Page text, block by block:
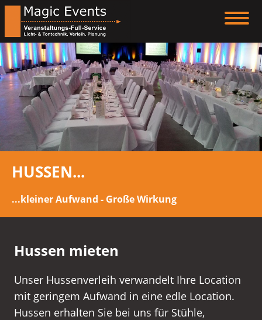
HUSSEN...
...kleiner Aufwand - Große Wirkung
Hussen mieten
Unser Hussenverleih verwandelt Ihre Location
mit geringem Aufwand in eine edle Location.
Hussen erhalten Sie bei uns für Stühle,